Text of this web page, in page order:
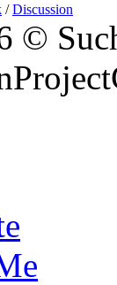
/Discussion
©